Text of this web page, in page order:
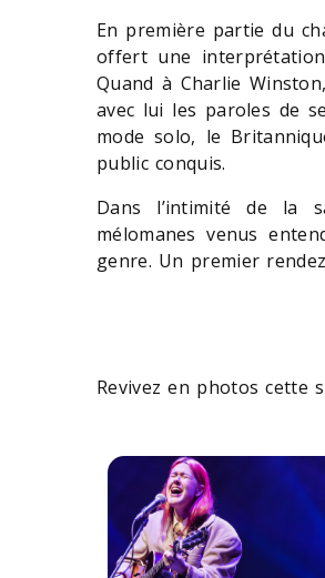
En première partie du
offert une
Quand à Charlie
avec lui les paroles de
mode solo, le
public conquis.
Dans l’intimité de la
mélomanes venus
genre. Un premier
Revivez en photos cette